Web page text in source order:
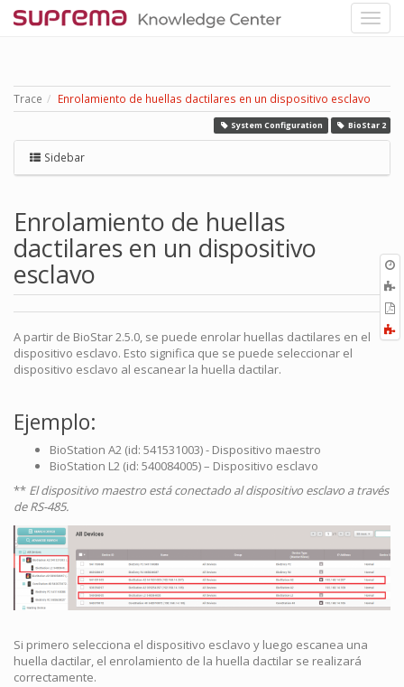
Trace Enrolamiento de huellas dactilares en un dispositivo esclavo
System Configuration BioStar 2
Sidebar
Enrolamiento de huellas
dactilares en un dispositivo
esclavo
A partir de BioStar 2.5.0, se puede enrolar huellas dactilares en el
dispositivo esclavo. Esto significa que se puede seleccionar el
dispositivo esclavo al escanear la huella dactilar.
Ejemplo:
BioStation A2 (id: 541531003) - Dispositivo maestro
BioStation L2 (id: 540084005) – Dispositivo esclavo
** El dispositivo maestro está conectado al dispositivo esclavo a través
de RS-485.
Si primero selecciona el dispositivo esclavo y luego escanea una
huella dactilar, el enrolamiento de la huella dactilar se realizará
correctamente.